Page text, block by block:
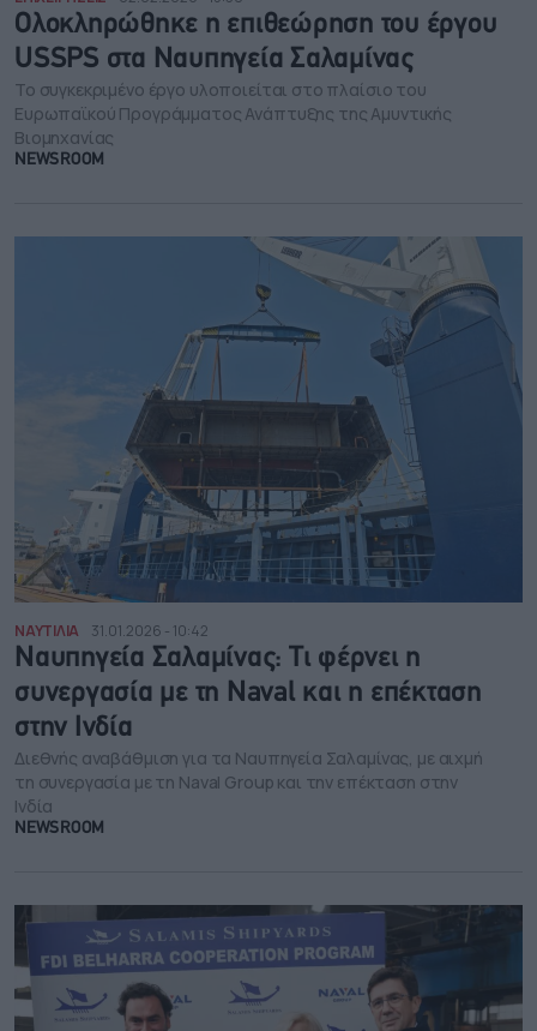
Ολοκληρώθηκε η επιθεώρηση του έργου
USSPS στα Ναυπηγεία Σαλαμίνας
Το συγκεκριμένο έργο υλοποιείται στο πλαίσιο του
Ευρωπαϊκού Προγράμματος Ανάπτυξης της Αμυντικής
Βιομηχανίας
NEWSROOM
ΝΑΥΤΙΛΙΑ 31.01.2026 - 10:42
Ναυπηγεία Σαλαμίνας: Τι φέρνει η
συνεργασία με τη Naval και η επέκταση
στην Ινδία
Διεθνής αναβάθμιση για τα Ναυπηγεία Σαλαμίνας, με αιχμή
τη συνεργασία με τη Naval Group και την επέκταση στην
Ινδία
NEWSROOM